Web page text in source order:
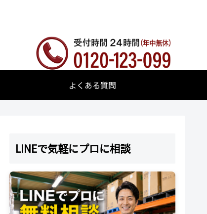
よくある質問
LINEで気軽にプロに相談